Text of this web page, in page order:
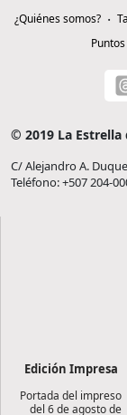
¿Quiénes somos?
© 2019 La Estrella
C/ Alejandro A.
Teléfono: +507 204-
Edición Impresa
Portada del impreso
del 6 de agosto de